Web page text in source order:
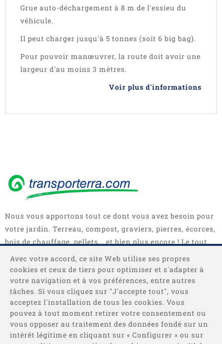
Grue auto-déchargement à 8 m de l'essieu du
véhicule.
Il peut charger jusqu'à 5 tonnes (soit 6 big bag).
Pour pouvoir manœuvrer, la route doit avoir une
largeur d'au moins 3 mètres.
Voir plus d'informations
Nous vous apportons tout ce dont vous avez besoin pour
votre jardin. Terreau, compost, graviers, pierres, écorces,
bois de chauffage, pellets... et bien plus encore ! Le tout
en sacs, big bag ou camions complets.
Avec votre accord, ce site Web utilise ses propres
cookies et ceux de tiers pour optimiser et s'adapter à
votre navigation et à vos préférences, entre autres
tâches. Si vous cliquez sur "J'accepte tout", vous
acceptez l'installation de tous les cookies. Vous
pouvez à tout moment retirer votre consentement ou
vous opposer au traitement des données fondé sur un
intérêt légitime en cliquant sur « Configurer » ou sur